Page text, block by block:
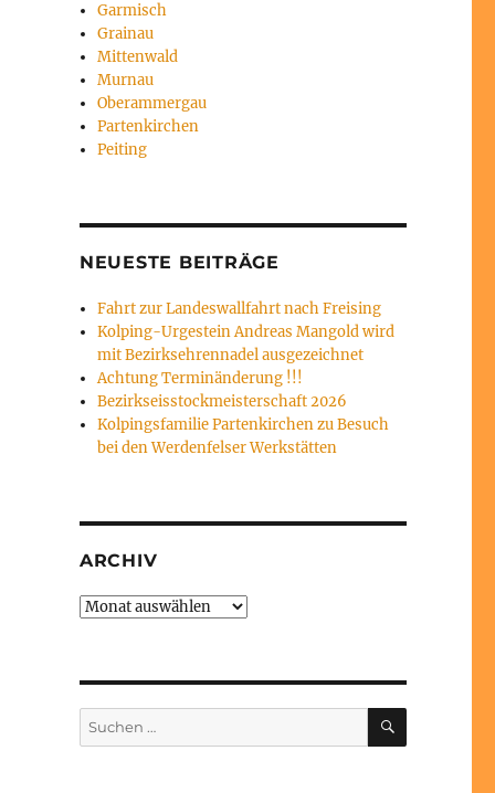
Garmisch
Grainau
Mittenwald
Murnau
Oberammergau
Partenkirchen
Peiting
NEUESTE BEITRÄGE
Fahrt zur Landeswallfahrt nach Freising
Kolping-Urgestein Andreas Mangold wird
mit Bezirksehrennadel ausgezeichnet
Achtung Terminänderung !!!
Bezirkseisstockmeisterschaft 2026
Kolpingsfamilie Partenkirchen zu Besuch
bei den Werdenfelser Werkstätten
ARCHIV
Archiv
Suchen
nach:
SUCHEN